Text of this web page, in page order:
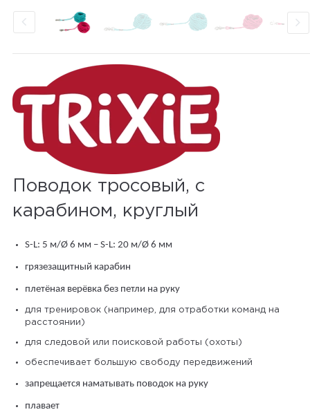
Поводок тросовый, с
карабином, круглый
S-L: 5 м/Ø 6 мм – S-L: 20 м/Ø 6 мм
грязезащитный карабин
плетёная верёвка без петли на руку
для тренировок (например, для отработки команд на
расстоянии)
для следовой или поисковой работы (охоты)
обеспечивает большую свободу передвижений
запрещается наматывать поводок на руку
плавает